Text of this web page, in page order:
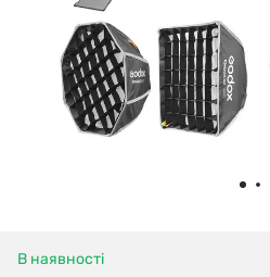
В наявності